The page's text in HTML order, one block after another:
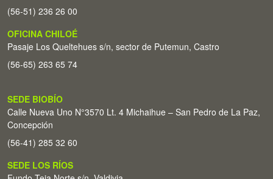
(56-51) 236 26 00
OFICINA CHILOÉ
Pasaje Los Queltehues s/n, sector de Putemun, Castro
(56-65) 263 65 74
SEDE BIOBÍO
Calle Nueva Uno N°3570 Lt. 4 Michaihue – San Pedro de La Paz,
Concepción
(56-41) 285 32 60
SEDE LOS RÍOS